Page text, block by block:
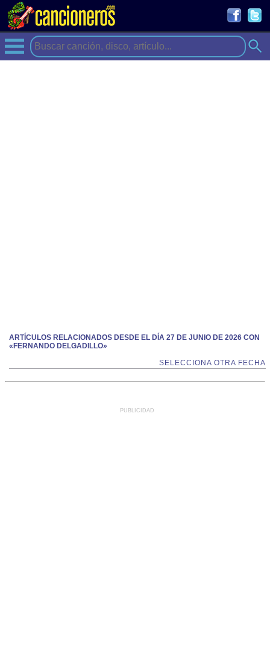
ARTÍCULOS RELACIONADOS DESDE EL DÍA 27 DE JUNIO DE 2026 CON
«FERNANDO DELGADILLO»
SELECCIONA OTRA FECHA
PUBLICIDAD